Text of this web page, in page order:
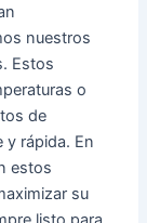
nuestros
Estos
o
de
y rápida. En
estos
su